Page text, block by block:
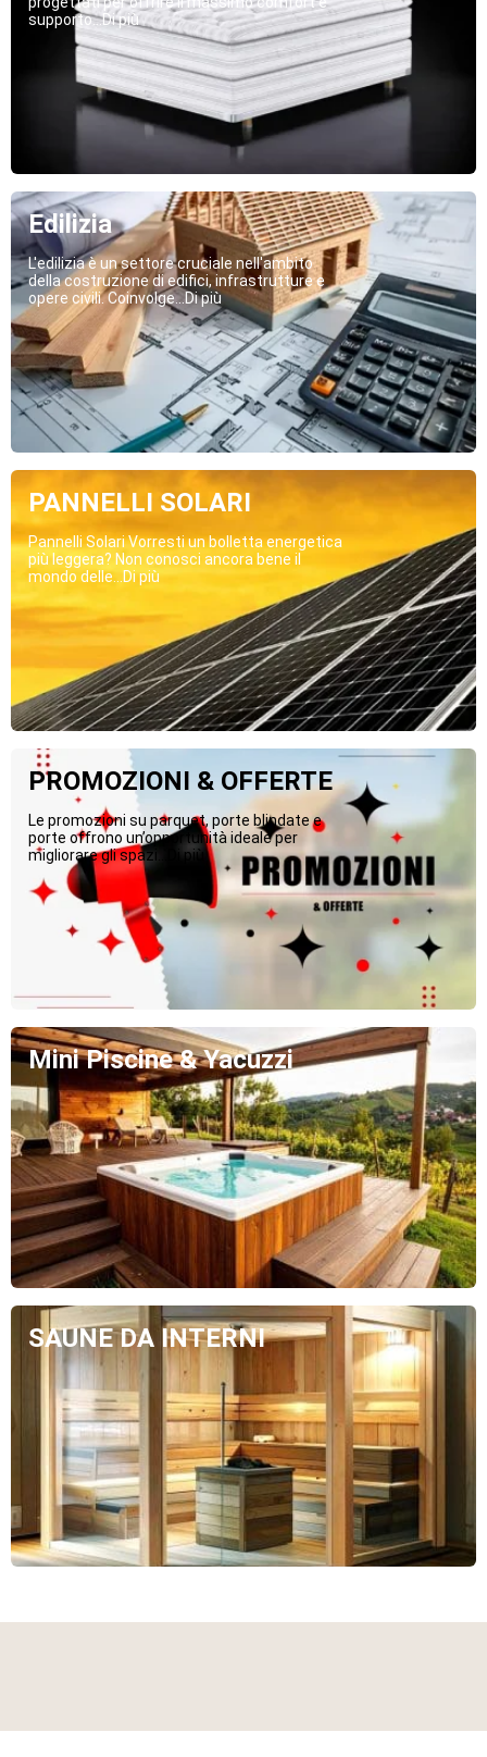
supporto...Di più
Edilizia
L'edilizia è un settore cruciale nell'ambito
della costruzione di edifici, infrastrutture e
opere civili. Coinvolge...Di più
PANNELLI SOLARI
Pannelli Solari Vorresti un bolletta energetica
più leggera? Non conosci ancora bene il
mondo delle...Di più
PROMOZIONI & OFFERTE
Le promozioni su parquet, porte blindate e
porte offrono un’opportunità ideale per
migliorare gli spazi...Di più
Mini Piscine & Yacuzzi
SAUNE DA INTERNI